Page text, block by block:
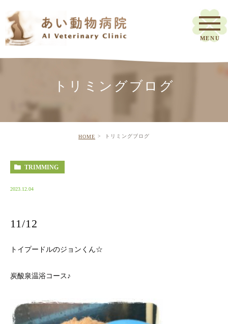
トリミングブログ
HOME トリミングブログ
TRIMMING
2023.12.04
11/12
トイプードルのジョンくん☆
炭酸泉温浴コース♪